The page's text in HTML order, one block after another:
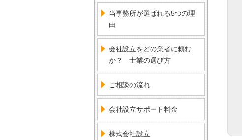
当事務所が選ばれる5つの理
由
会社設立をどの業者に頼む
か？ 士業の選び方
ご相談の流れ
会社設立サポート料金
株式会社設立